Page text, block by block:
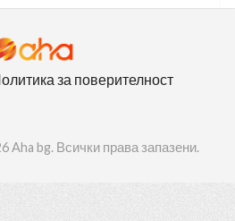
за поверителност
Aha bg. Всички права запазени.